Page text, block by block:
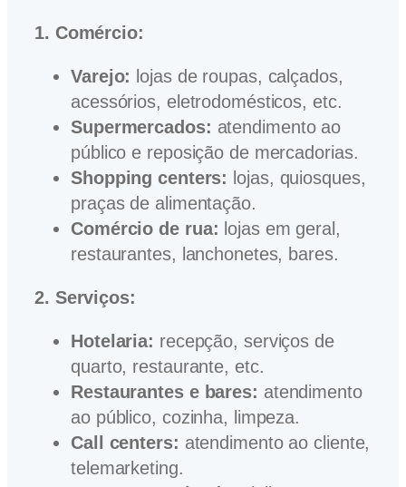
1. Comércio:
Varejo: lojas de roupas, calçados,
acessórios, eletrodomésticos, etc.
Supermercados: atendimento ao
público e reposição de mercadorias.
Shopping centers: lojas, quiosques,
praças de alimentação.
Comércio de rua: lojas em geral,
restaurantes, lanchonetes, bares.
2. Serviços:
Hotelaria: recepção, serviços de
quarto, restaurante, etc.
Restaurantes e bares: atendimento
ao público, cozinha, limpeza.
Call centers: atendimento ao cliente,
telemarketing.